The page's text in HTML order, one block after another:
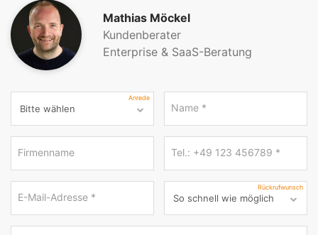
Mathias Möckel
Kundenberater
Enterprise & SaaS-Beratung
Anrede
Name *
Firmenname Tel.: +49 123 456789 *
E-Mail-Adresse *
Rückrufwunsch